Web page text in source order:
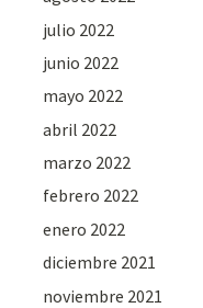
julio 2022
junio 2022
mayo 2022
abril 2022
marzo 2022
febrero 2022
enero 2022
diciembre 2021
noviembre 2021